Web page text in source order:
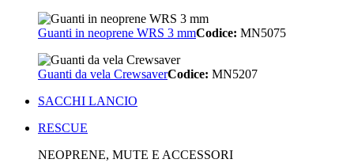
Guanti in neoprene WRS 3 mmCodice: MN5075
Guanti da vela CrewsaverCodice: MN5207
SACCHI LANCIO
RESCUE
NEOPRENE, MUTE E ACCESSORI